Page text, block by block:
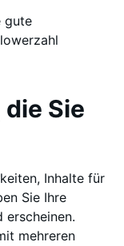
gute
Sie
Inhalte für
Sie Ihre
erscheinen.
mehreren